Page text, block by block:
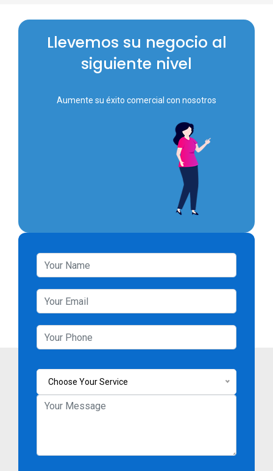
Llevemos su negocio al
siguiente nivel
Aumente su éxito comercial con nosotros
Choose Your Service